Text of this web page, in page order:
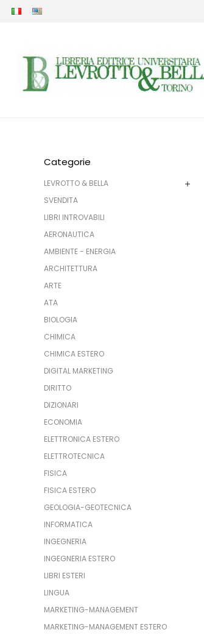
Categorie
LEVROTTO & BELLA
SVENDITA
LIBRI INTROVABILI
AERONAUTICA
AMBIENTE - ENERGIA
ARCHITETTURA
ARTE
ATA
BIOLOGIA
CHIMICA
CHIMICA ESTERO
DIGITAL MARKETING
DIRITTO
DIZIONARI
ECONOMIA
ELETTRONICA ESTERO
ELETTROTECNICA
FISICA
FISICA ESTERO
GEOLOGIA-GEOTECNICA
INFORMATICA
INGEGNERIA
INGEGNERIA ESTERO
LIBRI ESTERI
LINGUA
MARKETING-MANAGEMENT
MARKETING-MANAGEMENT ESTERO